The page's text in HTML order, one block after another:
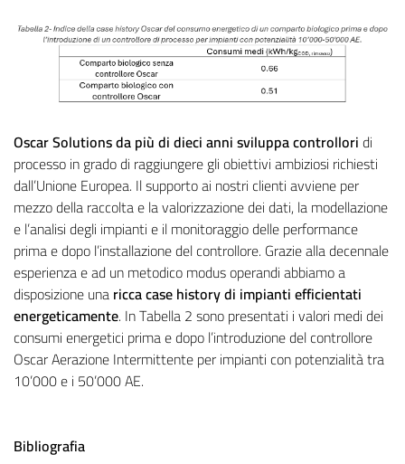
Oscar Solutions da più di dieci anni sviluppa controlloridi
processo in grado di raggiungere gli obiettivi ambiziosi richiesti
dall’Unione Europea. Il supporto ai nostri clienti avviene per
mezzo della raccolta e la valorizzazione dei dati, la modellazione
e l’analisi degli impianti e il monitoraggio delle performance
prima e dopo l’installazione del controllore. Grazie alla decennale
esperienza e ad un metodico modus operandi abbiamo a
disposizione unaricca case history di impianti efficientati
energeticamente. In Tabella 2 sono presentati i valori medi dei
consumi energetici prima e dopo l’introduzione del controllore
Oscar Aerazione Intermittente per impianti con potenzialità tra
10’000 e i 50’000 AE.
Bibliografia